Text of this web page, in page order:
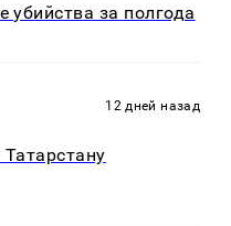
убийства за полгода
12 дней назад